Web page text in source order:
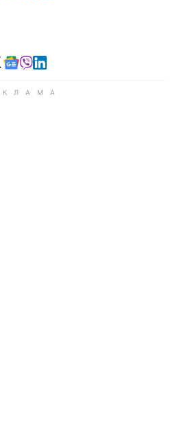
в Telegram
в Facebook
Читайте в X
Читайте в Google news
Читайте в Viber
Читайте в LinkedIn